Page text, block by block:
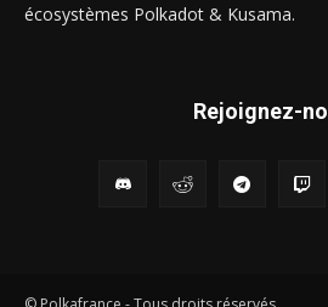
écosystèmes Polkadot & Kusama.
Rejoignez-